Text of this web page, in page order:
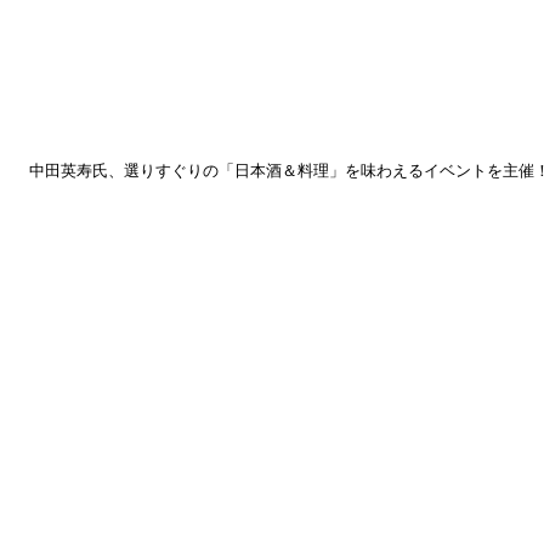
中田英寿氏、選りすぐりの「日本酒＆料理」を味わえるイベントを主催